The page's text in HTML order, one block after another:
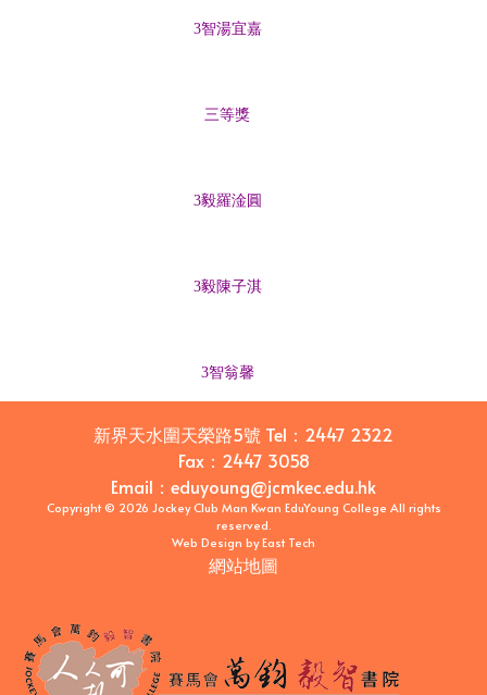
3智湯宜嘉
三等獎
3毅羅淦圓
3毅陳子淇
3智翁馨
新界天水圍天榮路5號 Tel： 2447 2322
Fax： 2447 3058
Email ： eduyoung@jcmkec.edu.hk
Copyright © 2026 Jockey Club Man Kwan EduYoung College All rights
reserved.
Web Design byEast Tech
網站地圖